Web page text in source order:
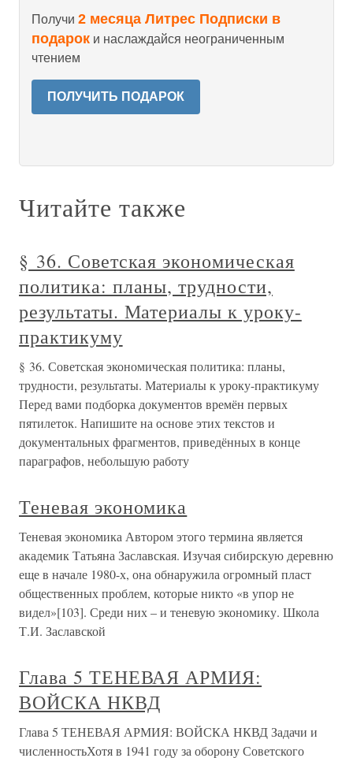
Получи 2 месяца Литрес Подписки в
подарок и наслаждайся неограниченным
чтением
ПОЛУЧИТЬ ПОДАРОК
Читайте также
§ 36. Советская экономическая
политика: планы, трудности,
результаты. Материалы к уроку-
практикуму
§ 36. Советская экономическая политика: планы,
трудности, результаты. Материалы к уроку-практикуму
Перед вами подборка документов времён первых
пятилеток. Напишите на основе этих текстов и
документальных фрагментов, приведённых в конце
параграфов, небольшую работу
Теневая экономика
Теневая экономика Автором этого термина является
академик Татьяна Заславская. Изучая сибирскую деревню
еще в начале 1980-х, она обнаружила огромный пласт
общественных проблем, которые никто «в упор не
видел»[103]. Среди них – и теневую экономику. Школа
Т.И. Заславской
Глава 5 ТЕНЕВАЯ АРМИЯ:
ВОЙСКА НКВД
Глава 5 ТЕНЕВАЯ АРМИЯ: ВОЙСКА НКВД Задачи и
численностьХотя в 1941 году за оборону Советского